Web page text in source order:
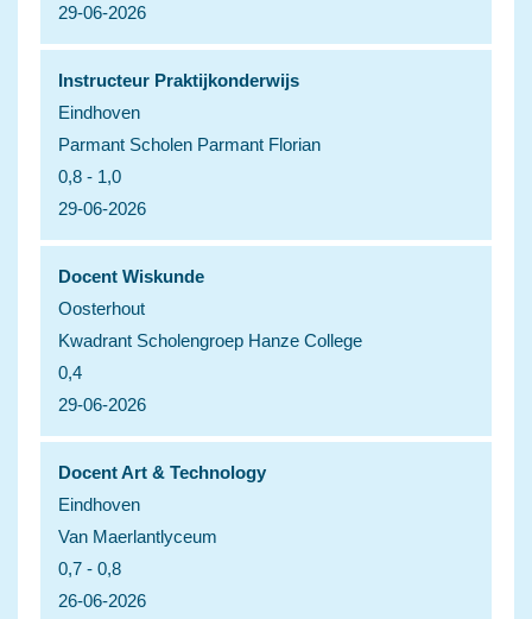
29-06-2026
Instructeur Praktijkonderwijs
Eindhoven
Parmant Scholen Parmant Florian
0,8 - 1,0
29-06-2026
Docent Wiskunde
Oosterhout
Kwadrant Scholengroep Hanze College
0,4
29-06-2026
Docent Art & Technology
Eindhoven
Van Maerlantlyceum
0,7 - 0,8
26-06-2026